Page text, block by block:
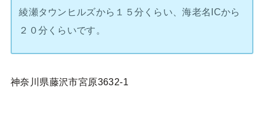
綾瀬タウンヒルズから１５分くらい、海老名ICから
２０分くらいです。
神奈川県藤沢市宮原3632-1